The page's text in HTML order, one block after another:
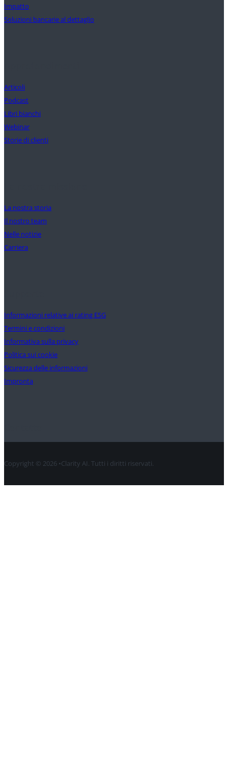
Impatto
Soluzioni bancarie al dettaglio
Articoli
Podcast
Libri bianchi
Webinar
Storie di clienti
La nostra storia
Il nostro team
Nelle notizie
Carriera
Informazioni relative ai rating ESG
Termini e condizioni
Informativa sulla privacy
Politica sui cookie
Sicurezza delle informazioni
Impronta
Copyright © 2026 •Clarity AI. Tutti i diritti riservati.